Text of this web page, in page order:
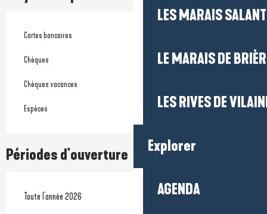
LES MARAIS
LE MARAIS DE
LES RIVES DE
Explorer
AGENDA
Cartes bancaires
Chèques
Chèques vacances
Espèces
Périodes d'ouverture
Toute l'année 2026